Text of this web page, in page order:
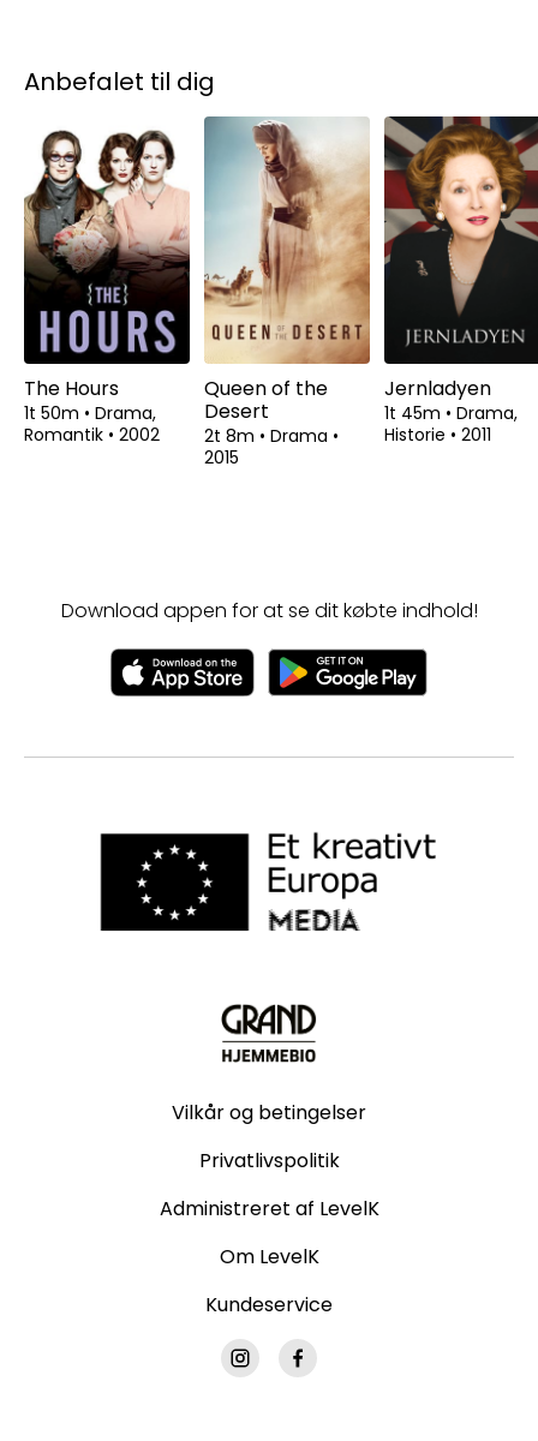
Anbefalet til dig
The Hours
1t 50m • Drama,
Romantik • 2002
Queen of the
Desert
2t 8m • Drama •
2015
Jernladyen
1t 45m • Drama,
Historie • 2011
Download appen for at se dit købte indhold!
Vilkår og betingelser
Privatlivspolitik
Administreret af LevelK
Om LevelK
Kundeservice